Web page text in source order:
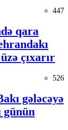
447
qara
çıxarır
526
gələcəyə
günün